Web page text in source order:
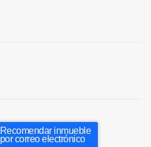
Recomendar inmueble
por correo electrónico